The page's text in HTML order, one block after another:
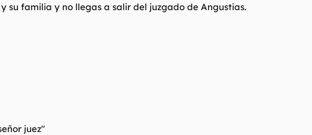
su familia y no llegas a salir del juzgado de Angustias.
juez"